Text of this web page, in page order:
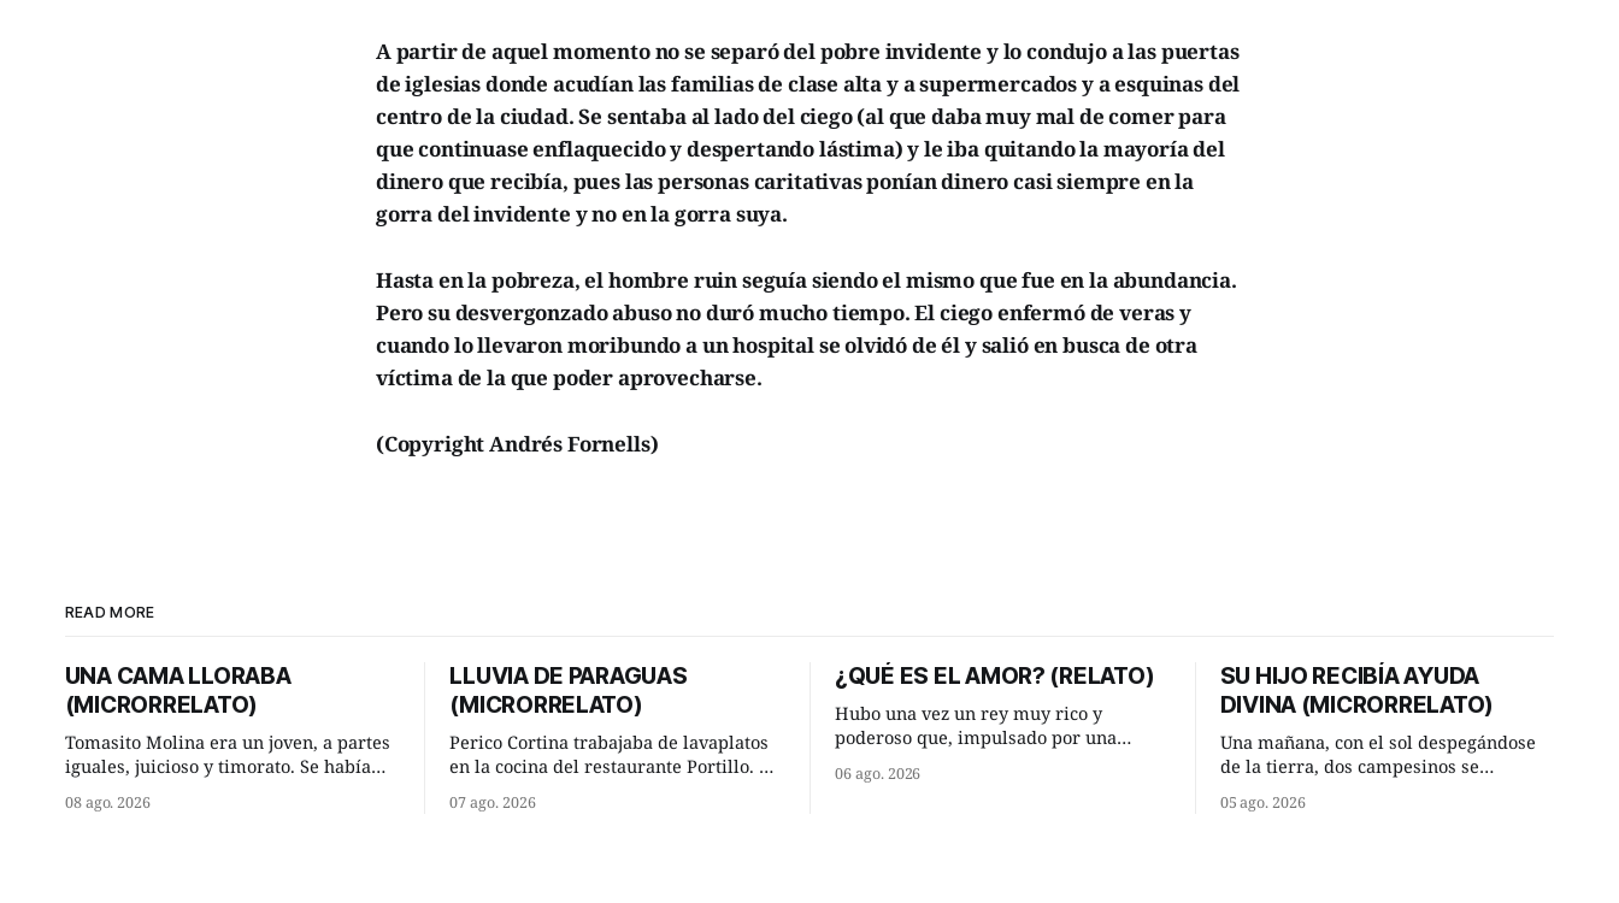
A partir de aquel momento no se separó del pobre invidente y lo condujo a las puertas
de iglesias donde acudían las familias de clase alta y a supermercados y a esquinas del
centro de la ciudad. Se sentaba al lado del ciego (al que daba muy mal de comer para
que continuase enflaquecido y despertando lástima) y le iba quitando la mayoría del
dinero que recibía, pues las personas caritativas ponían dinero casi siempre en la
gorra del invidente y no en la gorra suya.
Hasta en la pobreza, el hombre ruin seguía siendo el mismo que fue en la abundancia.
Pero su desvergonzado abuso no duró mucho tiempo. El ciego enfermó de veras y
cuando lo llevaron moribundo a un hospital se olvidó de él y salió en busca de otra
víctima de la que poder aprovecharse.
(Copyright Andrés Fornells)
READ MORE
UNA CAMA LLORABA
(MICRORRELATO)
Tomasito Molina era un joven, a partes
iguales, juicioso y timorato. Se había
Arriate y ella le correspondía. En los
08 ago. 2026
LLUVIA DE PARAGUAS
(MICRORRELATO)
Perico Cortina trabajaba de lavaplatos
en la cocina del restaurante Portillo. De
lugar de trabajo y viceversa le
07 ago. 2026
¿QUÉ ES EL AMOR? (RELATO)
Hubo una vez un rey muy rico y
poderoso que, impulsado por una
hizo una inesperada pregunta al más
06 ago. 2026
SU HIJO RECIBÍA AYUDA
DIVINA (MICRORRELATO)
Una mañana, con el sol despegándose
de la tierra, dos campesinos se
detuvieron un momento a hablar. —
05 ago. 2026